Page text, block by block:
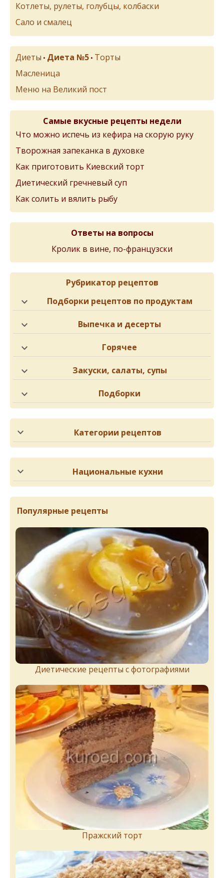
Котлеты, рулеты, голубцы, колбаски
Сало и смалец
Диеты • Диета №5 • Торты
Масленица
Меню на Великий пост
Самые вкусные рецепты недели
Что можно испечь из кефира на скорую руку
Творожная запеканка в духовке
Как приготовить Киевский торт
Диетический гречневый суп
Как солить и вялить рыбу
Ответы на вопросы
Кролик в вине, по-французски
Рубрикатор рецептов
Подборки рецептов по продуктам
Выпечка и десерты
Горячее
Закуски, салаты, супы
Подборки
Категории рецептов
Национальные кухни
Популярные рецепты
Диетические рецепты с фотографиями
Пражский торт